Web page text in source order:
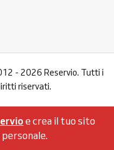
- 2026 Reservio. Tutti i
riservati.
e crea il tuo sito